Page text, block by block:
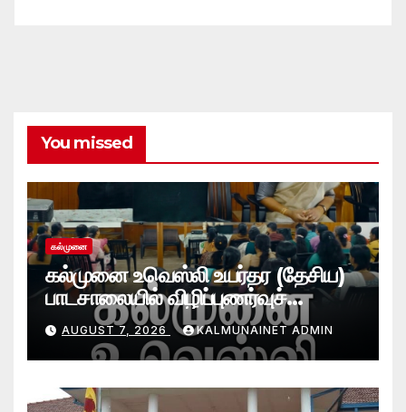
You missed
கல்முனை
கல்முனை உவெஸ்லி உயர்தர (தேசிய)
பாடசாலையில் விழிப்புணர்வுச்
செயலமர்வு
AUGUST 7, 2026 KALMUNAINET ADMIN